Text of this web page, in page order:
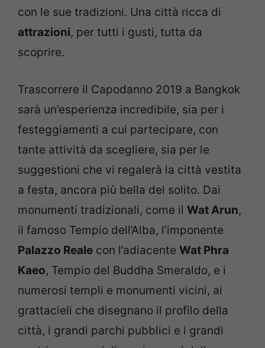
con le sue tradizioni. Una città ricca di
attrazioni, per tutti i gusti, tutta da
scoprire.
Trascorrere il Capodanno 2019 a Bangkok
sarà un’esperienza incredibile, sia per i
festeggiamenti a cui partecipare, con
tante attività da scegliere, sia per le
suggestioni che vi regalerà la città vestita
a festa, ancora più bella del solito. Dai
monumenti tradizionali, come il Wat Arun,
il famoso Tempio dell’Alba, l’imponente
Palazzo Reale con l’adiacente Wat Phra
Kaeo, Tempio del Buddha Smeraldo, e i
numerosi templi e monumenti vicini, ai
grattacieli che disegnano il profilo della
città, i grandi parchi pubblici e i grandi